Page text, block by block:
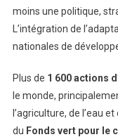
moins une politique,
L’intégration de
nationales de
Plus de 1 600 actions
le monde,
l’agriculture, de l’eau
du Fonds vert pour le